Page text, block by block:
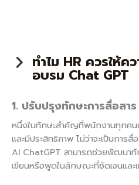
ทำไม HR ควรให้
อบรม Chat GPT
1. ปรับปรุงทักษะการสื่อสาร
หนึ่งในทักษะสำคัญที่พนักงานทุกค
และมีประสิทธิภาพ ไม่ว่าจะเป็นการ
AI ChatGPT สามารถช่วยพัฒนา
เขียนหรือพูดในลักษณะที่ชัดเจนและ